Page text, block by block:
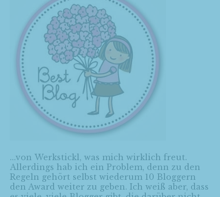
…von Werkstickl , was mich wirklich freut.
Allerdings hab ich ein Problem, denn zu den
Regeln gehört selbst wiederum 10 Bloggern
den Award weiter zu geben. Ich weiß aber, dass